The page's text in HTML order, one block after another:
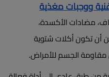
ووجبات مغذية
مضادات الأكسدة،
أن تكون أكلات شتوية
مقاومة الجسم للأمراض.